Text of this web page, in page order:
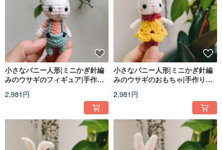
小さなバニー人形|ミニかぎ針編
みのウサギのフィギュア|手作り
2,981円
小さなバニー人形|ミニかぎ針編
みのウサギのおもちゃ|手作りあ
2,981円